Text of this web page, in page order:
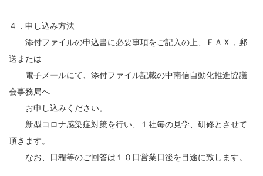
４．申し込み方法
添付ファイルの申込書に必要事項をご記入の上、ＦＡＸ，郵
送または
電子メールにて、添付ファイル記載の中南信自動化推進協議
会事務局へ
お申し込みください。
新型コロナ感染症対策を行い、１社毎の見学、研修とさせて
頂きます。
なお、日程等のご回答は１０日営業日後を目途に致します。